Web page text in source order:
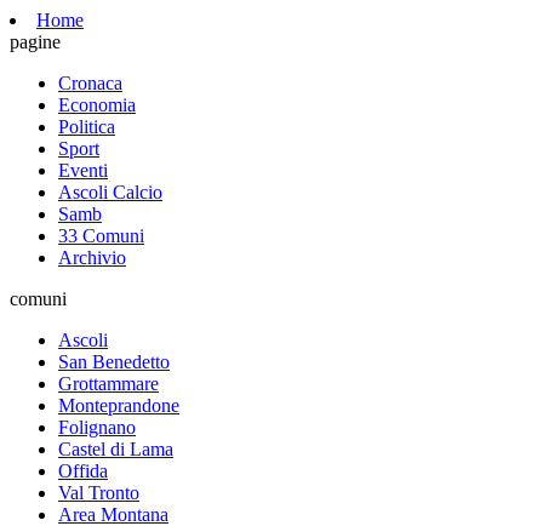
Home
pagine
Cronaca
Economia
Politica
Sport
Eventi
Ascoli Calcio
Samb
33 Comuni
Archivio
comuni
Ascoli
San Benedetto
Grottammare
Monteprandone
Folignano
Castel di Lama
Offida
Val Tronto
Area Montana